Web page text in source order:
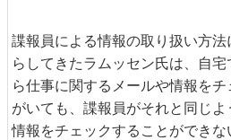
諜報員による情報の取り扱い方
らしてきたラムッセン氏は、自
ら仕事に関するメールや情報を
がいても、諜報員がそれと同じ
情報をチェックすることができ